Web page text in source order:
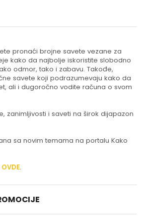
pronaći brojne savete vezane za
kako da najbolje iskoristite slobodno
odmor, tako i zabavu. Takođe,
savete koji podrazumevaju kako da
ali i dugoročno vodite računa o svom
zanimljivosti i saveti na širok dijapazon
sa novim temama na portalu Kako
OVDE.